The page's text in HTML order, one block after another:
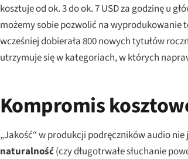
kosztuje od ok. 3 do ok. 7 USD za godzinę u
możemy sobie pozwolić na
wcześniej dobierała 800 nowych tytułów
utrzymuje się w kategoriach, w których
Kompromis
„Jakość“ w produkcji podręczników audio
naturalność(czy długotrwałe słuchanie